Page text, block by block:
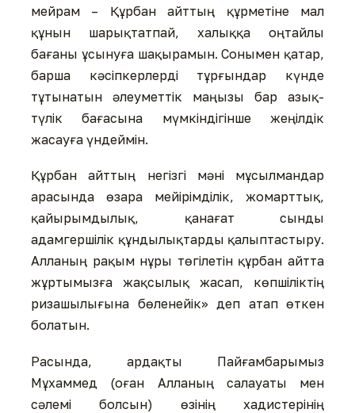
мейрам – Құрбан айттың құрметіне мал
құнын шарықтатпай, халыққа оңтайлы
бағаны ұсынуға шақырамын. Сонымен қатар,
барша кәсіпкерлерді тұрғындар күнде
тұтынатын әлеуметтік маңызы бар азық-
түлік бағасына мүмкіндігінше жеңілдік
жасауға үндеймін.
Құрбан айттың негізгі мәні мұсылмандар
арасында өзара мейірімділік, жомарттық,
қайырымдылық, қанағат сынды
адамгершілік құндылықтарды қалыптастыру.
Алланың рақым нұры төгілетін құрбан айтта
жұртымызға жақсылық жасап, көпшіліктің
ризашылығына бөленейік» деп атап өткен
болатын.
Расында, ардақты Пайғамбарымыз
Мұхаммед (оған Алланың салауаты мен
сәлемі болсын) өзінің хадистерінің